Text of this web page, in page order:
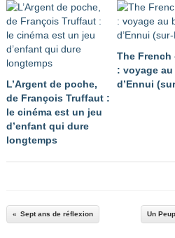
L’Argent de poche,
de François Truffaut :
le cinéma est un jeu
d’enfant qui dure
longtemps
The French
: voyage
d’Ennui
Sept ans de réflexion Un